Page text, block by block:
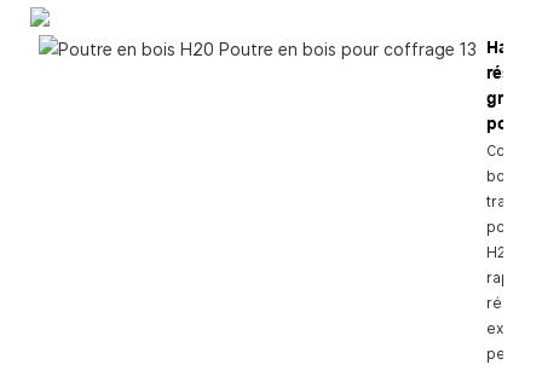
Haute
bois
H20
rapport